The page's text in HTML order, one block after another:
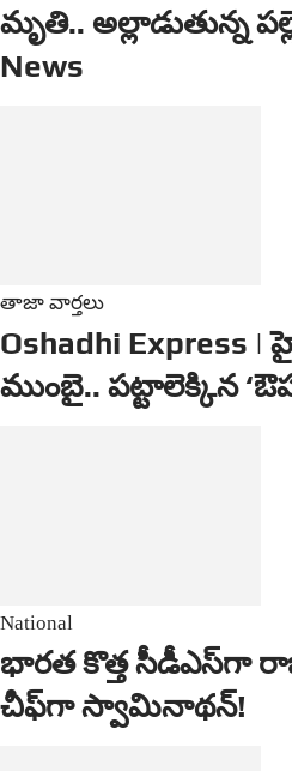
మృతి.. అల్లాడుతున్న
News
తాజా వార్తలు
Oshadhi Express
ముంబై.. పట్టాలెక్కిన
National
భారత కొత్త సీడీఎస్‌గా
చీఫ్‌గా స్వామినాథన్!